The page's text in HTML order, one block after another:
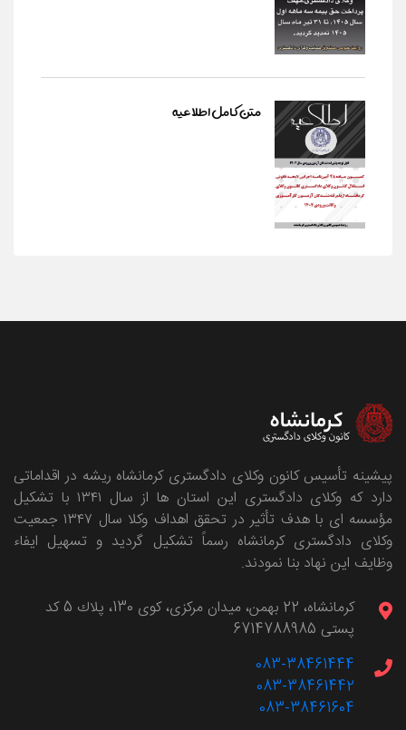
متن کامل اطلاعیه
پیشینه تأسیس کانون وکلای دادگستری کرمانشاه ریشه در اقداماتی
دارد که وکلای دادگستری این استان ها از سال ۱۳۴۱ با تشکیل
مؤسسه ای با هدف تأثیر در تحقق اهداف وکلا سال ۱۳۴۷ جمعیت
وکلای دادگستری کرمانشاه رسماً تشکیل گردید و تسهیل ایفاء
وظایف این نهاد بنا نمودند.
كرمانشاه، 22 بهمن، ميدان مركزی، كوی 130، پلاك 5 کد
پستی 6714788985
083-38461444
083-38461442
083-38461604